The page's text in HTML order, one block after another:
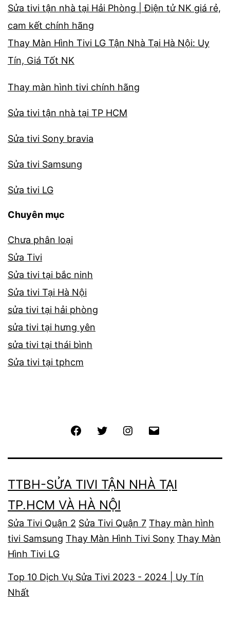
Sửa tivi tận nhà tại Hải Phòng | Điện tử NK giá rẻ,
cam kết chính hãng
Thay Màn Hình Tivi LG Tận Nhà Tại Hà Nội: Uy
Tín, Giá Tốt NK
Thay màn hình tivi chính hãng
Sửa tivi tận nhà tại TP HCM
Sửa tivi Sony bravia
Sửa tivi Samsung
Sửa tivi LG
Chuyên mục
Chưa phân loại
Sửa Tivi
Sửa tivi tại bắc ninh
Sửa tivi Tại Hà Nội
sửa tivi tại hải phòng
sửa tivi tại hưng yên
sửa tivi tại thái bình
Sửa tivi tại tphcm
FacebookTwitter Instagram
TTBH-SỬA TIVI TẬN NHÀ TẠI
TP.HCM VÀ HÀ NỘI
Sửa Tivi Quận 2 Sửa Tivi Quận 7 Thay màn hình
tivi Samsung Thay Màn Hình Tivi Sony Thay Màn
Hình Tivi LG
Top 10 Dịch Vụ Sửa Tivi 2023 - 2024 | Uy Tín
Nhất